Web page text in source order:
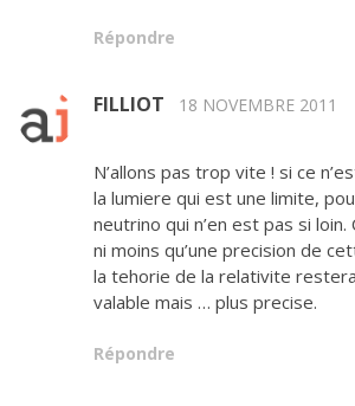
Répondre
FILLIOT 18 NOVEMBRE 2011
N’allons pas trop vite ! si ce
la lumiere qui est une limite,
neutrino qui n’en est pas si
ni moins qu’une precision de
la tehorie de la relativite
valable mais … plus precise.
Répondre